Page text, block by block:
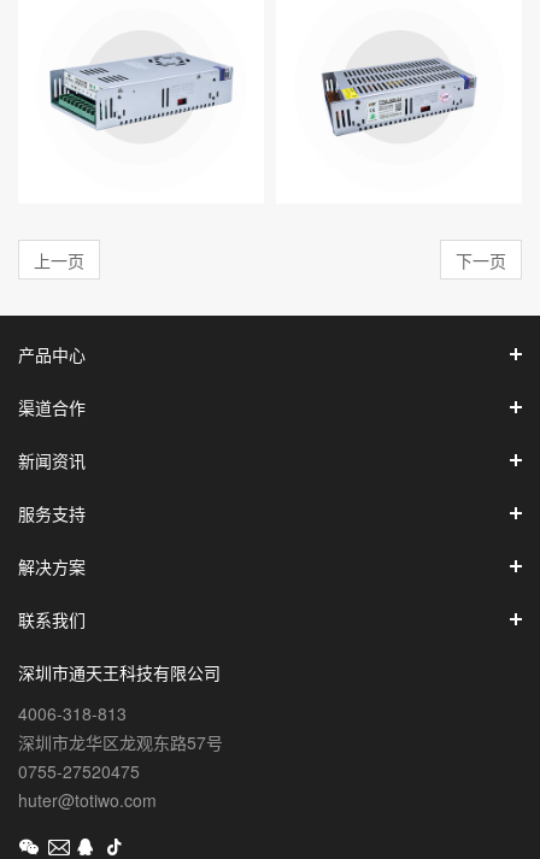
上一页 下一页
产品中心
渠道合作
新闻资讯
服务支持
解决方案
联系我们
深圳市通天王科技有限公司
4006-318-813
深圳市龙华区龙观东路57号
0755-27520475
huter@totiwo.com